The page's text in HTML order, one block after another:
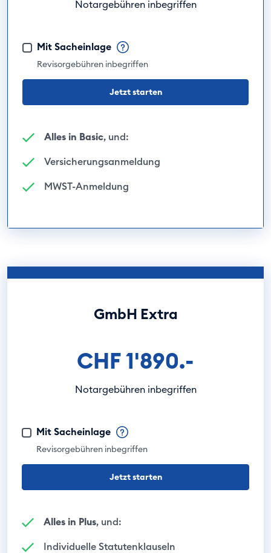
Notargebühren inbegriffen
Mit Sacheinlage
Revisorgebühren inbegriffen
Jetzt starten
Alles in Basic, und:
Versicherungsanmeldung
MWST-Anmeldung
GmbH Extra
CHF 1'890.-
Notargebühren inbegriffen
Mit Sacheinlage
Revisorgebühren inbegriffen
Jetzt starten
Alles in Plus, und:
Individuelle Statutenklauseln